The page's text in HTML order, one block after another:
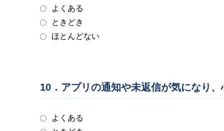
よくある
ときどき
ほとんどない
10．アプリの通知や未返信が気になり
よくある